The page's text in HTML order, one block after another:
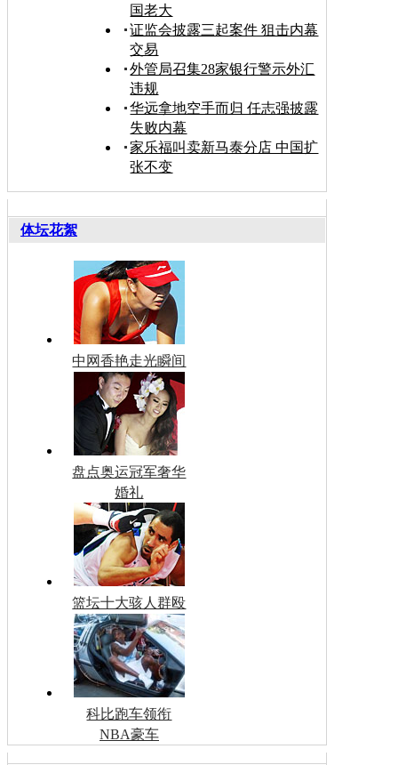
国老大
证监会披露三起案件 狙击内幕
交易
外管局召集28家银行警示外汇
违规
华远拿地空手而归 任志强披露
失败内幕
家乐福叫卖新马泰分店 中国扩
张不变
体坛花絮
中网香艳走光瞬间
盘点奥运冠军奢华
婚礼
篮坛十大骇人群殴
科比跑车领衔
NBA豪车